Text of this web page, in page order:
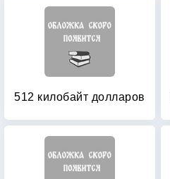
512 килобайт долларов